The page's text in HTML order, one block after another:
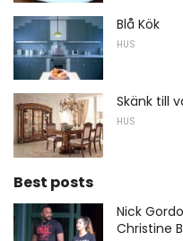
Blå Kök
HUS
Skänk till
HUS
Best posts
Nick
Christine